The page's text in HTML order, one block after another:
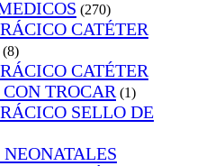
(270)
CATÉTER
(8)
CATÉTER
TROCAR (1)
SELLO DE